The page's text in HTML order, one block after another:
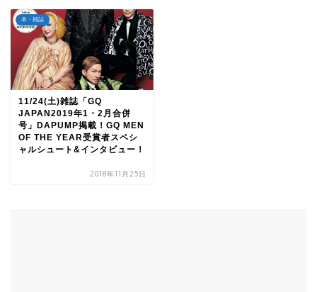
本・雑誌
11/24(土)雑誌「GQ
JAPAN2019年1・2月合併
号」DAPUMP掲載！GQ MEN
OF THE YEAR受賞者スペシ
ャルシュート&インタビュー！
2018年11月25日